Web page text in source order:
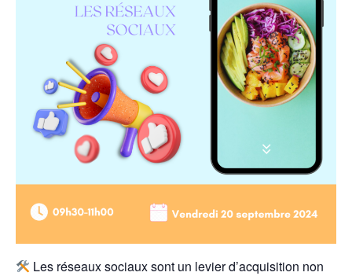
Les réseaux sociaux sont un levier d’acquisition non